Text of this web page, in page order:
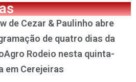
de Cezar & Paulinho abre
de quatro dias da
Rodeio nesta quinta-
em Cerejeiras